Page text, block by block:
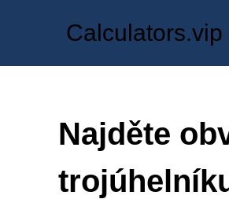
Calculators.vip
Najděte